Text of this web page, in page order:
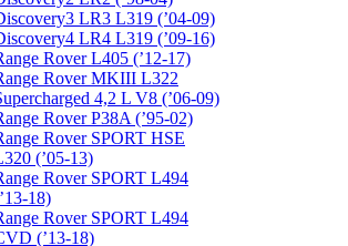
LR3 L319 (’04-09)
LR4 L319 (’09-16)
Rover L405 (’12-17)
Rover MKIII L322
4,2 L V8 (’06-09)
Rover P38A (’95-02)
Rover SPORT HSE
(’05-13)
Rover SPORT L494
18)
Rover SPORT L494
(’13-18)